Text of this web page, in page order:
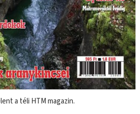
a téli HTM magazin.